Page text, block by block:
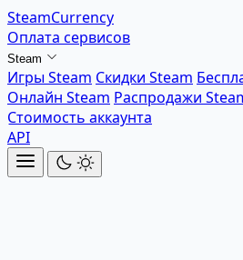
SteamCurrency
Оплата сервисов
Steam
Игры Steam Скидки Steam
Онлайн Steam Распродажи
Стоимость аккаунта
API